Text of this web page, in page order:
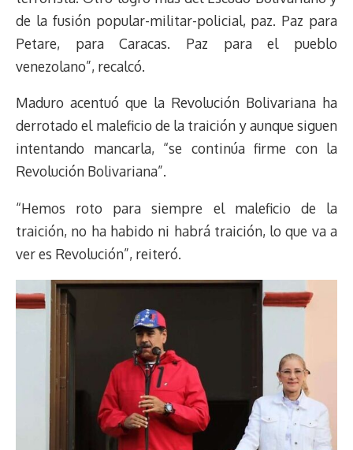
de la fusión popular-militar-policial, paz. Paz para
Petare, para Caracas. Paz para el pueblo
venezolano”, recalcó.
Maduro acentuó que la Revolución Bolivariana ha
derrotado el maleficio de la traición y aunque siguen
intentando mancarla, “se continúa firme con la
Revolución Bolivariana”.
“Hemos roto para siempre el maleficio de la
traición, no ha habido ni habrá traición, lo que va a
ver es Revolución”, reiteró.